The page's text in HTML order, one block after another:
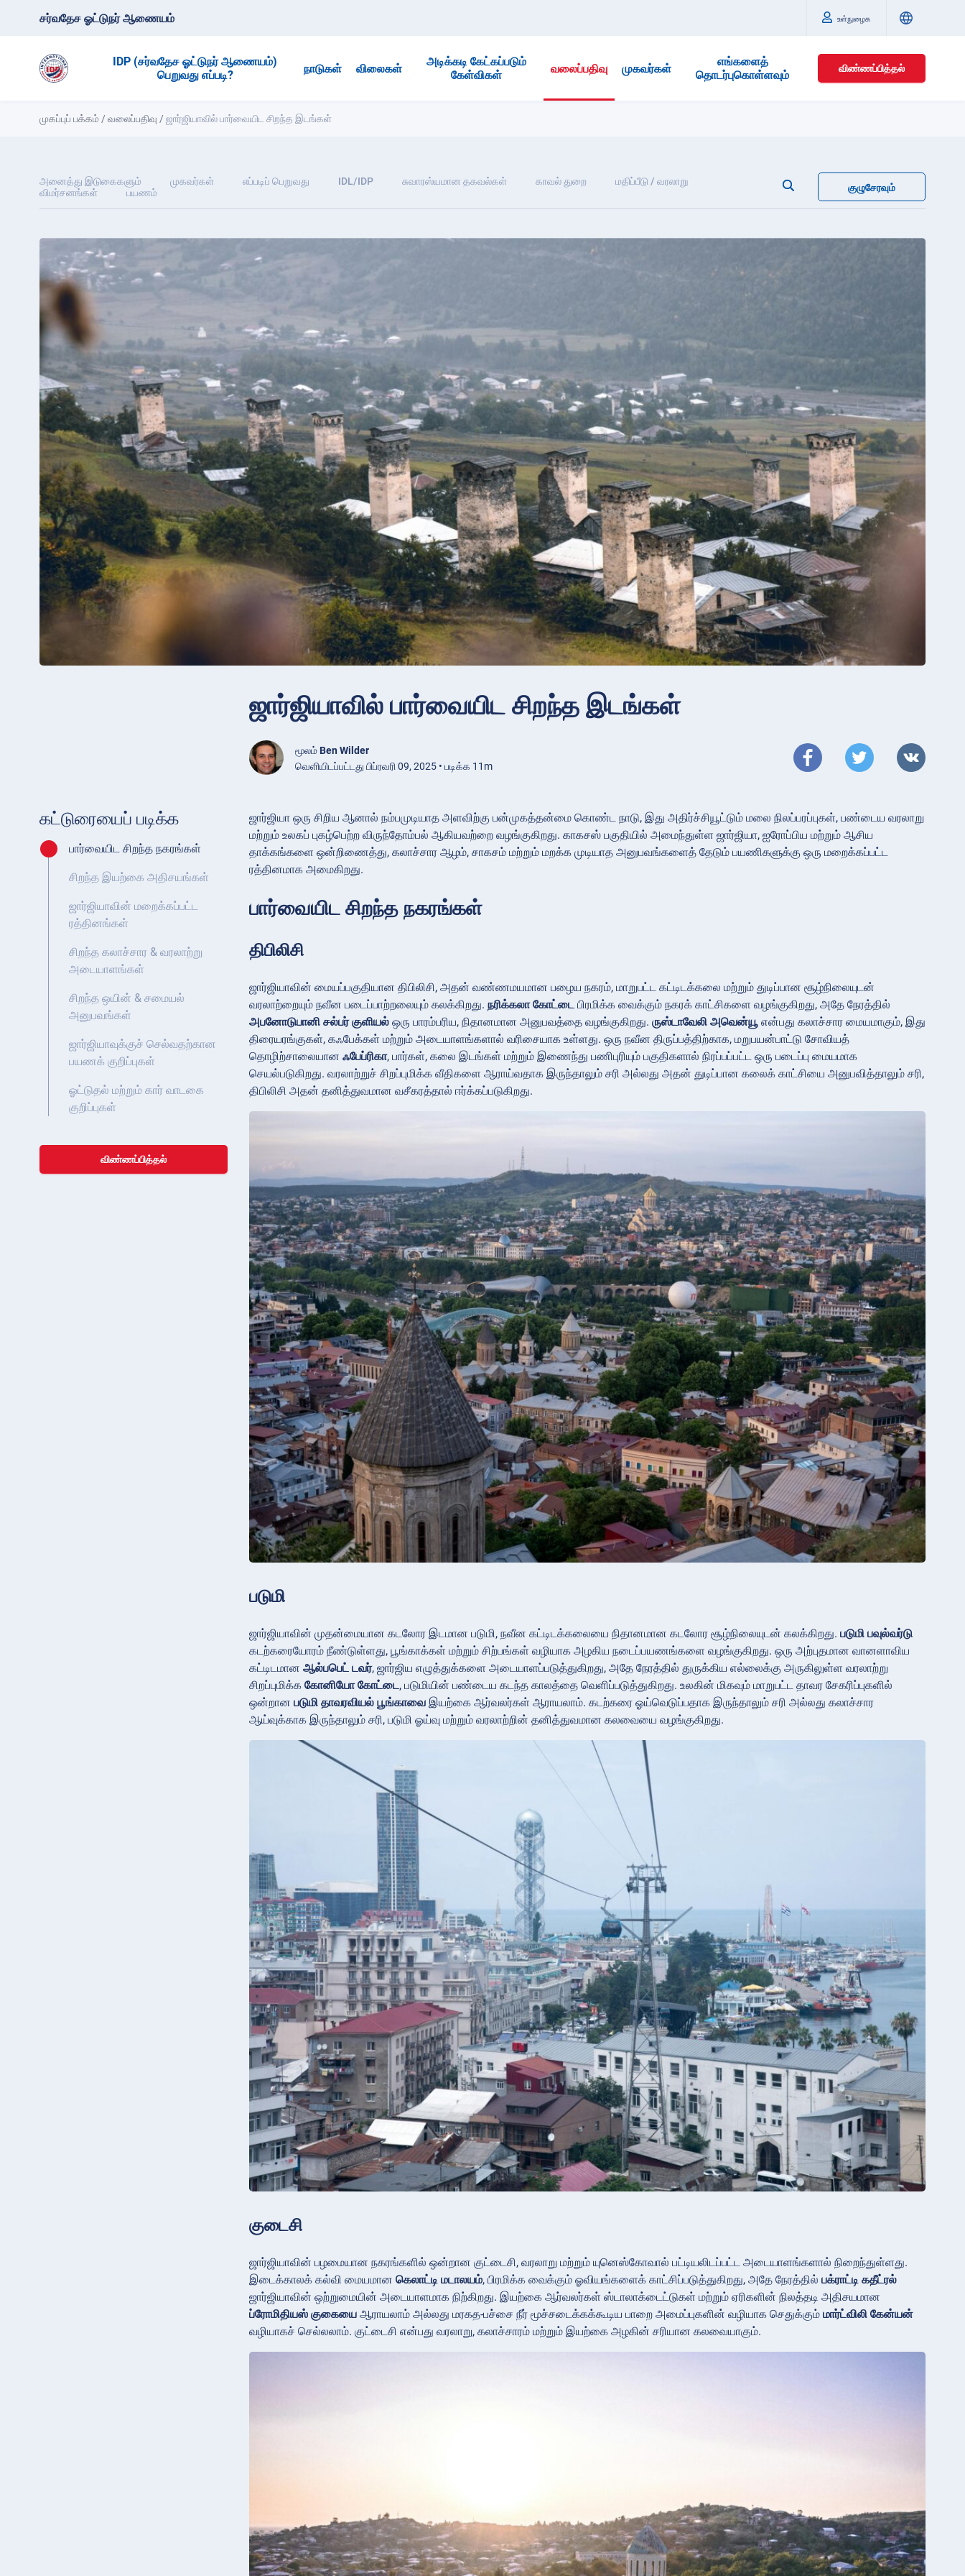
சர்வதேச ஓட்டுநர் ஆணையம் உள்நுழைக
IDP (சர்வதேச ஓட்டுநர் ஆணையம்)
பெறுவது எப்படி?
நாடுகள் விலைகள்
அடிக்கடி கேட்கப்படும்
கேள்விகள்
வலைப்பதிவு முகவர்கள்
எங்களைத்
தொடர்புகொள்ளவும்
விண்ணப்பித்தல்
முகப்புப் பக்கம் /வலைப்பதிவு /ஜார்ஜியாவில் பார்வையிட சிறந்த இடங்கள்
அனைத்து இடுகைகளும் முகவர்கள் எப்படிப் பெறுவது IDL/IDP சுவாரஸ்யமான தகவல்கள் காவல் துறை
மதிப்பீடு / வரலாறு
விமர்சனங்கள்
பயணம் குழுசேரவும்
ஜார்ஜியாவில் பார்வையிட சிறந்த இடங்கள்
மூலம் Ben Wilder
வெளியிடப்பட்டது பிப்ரவரி 09, 2025 • படிக்க 11m
கட்டுரையைப் படிக்க
பார்வையிட சிறந்த நகரங்கள்
சிறந்த இயற்கை அதிசயங்கள்
ஜார்ஜியாவின் மறைக்கப்பட்ட
ரத்தினங்கள்
சிறந்த கலாச்சார & வரலாற்று
அடையாளங்கள்
சிறந்த ஒயின் & சமையல்
அனுபவங்கள்
ஜார்ஜியாவுக்குச் செல்வதற்கான
பயணக் குறிப்புகள்
ஓட்டுதல் மற்றும் கார் வாடகை
குறிப்புகள்
விண்ணப்பித்தல்
ஜார்ஜியா ஒரு சிறிய ஆனால் நம்பமுடியாத அளவிற்கு பன்முகத்தன்மை கொண்ட நாடு, இது அதிர்ச்சியூட்டும் மலை நிலப்பரப்புகள், பண்டைய வரலாறு
மற்றும் உலகப் புகழ்பெற்ற விருந்தோம்பல் ஆகியவற்றை வழங்குகிறது. காகசஸ் பகுதியில் அமைந்துள்ள ஜார்ஜியா, ஐரோப்பிய மற்றும் ஆசிய
தாக்கங்களை ஒன்றிணைத்து, கலாச்சார ஆழம், சாகசம் மற்றும் மறக்க முடியாத அனுபவங்களைத் தேடும் பயணிகளுக்கு ஒரு மறைக்கப்பட்ட
ரத்தினமாக அமைகிறது.
பார்வையிட சிறந்த நகரங்கள்
திபிலிசி
ஜார்ஜியாவின் மையப்பகுதியான திபிலிசி, அதன் வண்ணமயமான பழைய நகரம், மாறுபட்ட கட்டிடக்கலை மற்றும் துடிப்பான சூழ்நிலையுடன்
வரலாற்றையும் நவீன படைப்பாற்றலையும் கலக்கிறது. நரிக்கலா கோட்டை பிரமிக்க வைக்கும் நகரக் காட்சிகளை வழங்குகிறது, அதே நேரத்தில்
அபனோடுபானி சல்பர் குளியல் ஒரு பாரம்பரிய, நிதானமான அனுபவத்தை வழங்குகிறது. ருஸ்டாவேலி அவென்யூ என்பது கலாச்சார மையமாகும், இது
திரையரங்குகள், கஃபேக்கள் மற்றும் அடையாளங்களால் வரிசையாக உள்ளது. ஒரு நவீன திருப்பத்திற்காக, மறுபயன்பாட்டு சோவியத்
தொழிற்சாலையான ஃபேப்ரிகா, பார்கள், கலை இடங்கள் மற்றும் இணைந்து பணிபுரியும் பகுதிகளால் நிரப்பப்பட்ட ஒரு படைப்பு மையமாக
செயல்படுகிறது. வரலாற்றுச் சிறப்புமிக்க வீதிகளை ஆராய்வதாக இருந்தாலும் சரி அல்லது அதன் துடிப்பான கலைக் காட்சியை அனுபவித்தாலும் சரி,
திபிலிசி அதன் தனித்துவமான வசீகரத்தால் ஈர்க்கப்படுகிறது.
படுமி
ஜார்ஜியாவின் முதன்மையான கடலோர இடமான படுமி, நவீன கட்டிடக்கலையை நிதானமான கடலோர சூழ்நிலையுடன் கலக்கிறது. படுமி பவுல்வர்டு
கடற்கரையோரம் நீண்டுள்ளது, பூங்காக்கள் மற்றும் சிற்பங்கள் வழியாக அழகிய நடைப்பயணங்களை வழங்குகிறது. ஒரு அற்புதமான வானளாவிய
கட்டிடமான ஆல்பபெட் டவர், ஜார்ஜிய எழுத்துக்களை அடையாளப்படுத்துகிறது, அதே நேரத்தில் துருக்கிய எல்லைக்கு அருகிலுள்ள வரலாற்று
சிறப்புமிக்க கோனியோ கோட்டை, படுமியின் பண்டைய கடந்த காலத்தை வெளிப்படுத்துகிறது. உலகின் மிகவும் மாறுபட்ட தாவர சேகரிப்புகளில்
ஒன்றான படுமி தாவரவியல் பூங்காவை இயற்கை ஆர்வலர்கள் ஆராயலாம். கடற்கரை ஓய்வெடுப்பதாக இருந்தாலும் சரி அல்லது கலாச்சார
ஆய்வுக்காக இருந்தாலும் சரி, படுமி ஓய்வு மற்றும் வரலாற்றின் தனித்துவமான கலவையை வழங்குகிறது.
குடைசி
ஜார்ஜியாவின் பழமையான நகரங்களில் ஒன்றான குட்டைசி, வரலாறு மற்றும் யுனெஸ்கோவால் பட்டியலிடப்பட்ட அடையாளங்களால் நிறைந்துள்ளது.
இடைக்காலக் கல்வி மையமான கெலாட்டி மடாலயம், பிரமிக்க வைக்கும் ஓவியங்களைக் காட்சிப்படுத்துகிறது, அதே நேரத்தில் பக்ராட்டி கதீட்ரல்
ஜார்ஜியாவின் ஒற்றுமையின் அடையாளமாக நிற்கிறது. இயற்கை ஆர்வலர்கள் ஸ்டாலாக்டைட்டுகள் மற்றும் ஏரிகளின் நிலத்தடி அதிசயமான
ப்ரோமிதியஸ் குகையை ஆராயலாம் அல்லது மரகத-பச்சை நீர் மூச்சடைக்கக்கூடிய பாறை அமைப்புகளின் வழியாக செதுக்கும் மார்ட்விலி கேன்யன்
வழியாகச் செல்லலாம். குட்டைசி என்பது வரலாறு, கலாச்சாரம் மற்றும் இயற்கை அழகின் சரியான கலவையாகும்.